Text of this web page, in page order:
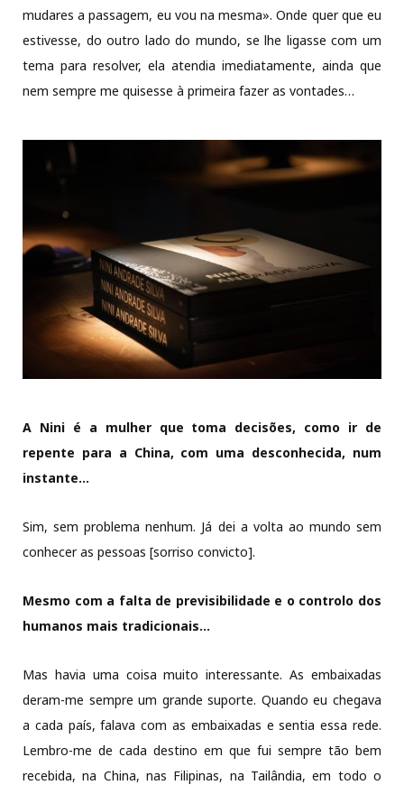
mudares a passagem, eu vou na mesma». Onde quer que eu
estivesse, do outro lado do mundo, se lhe ligasse com um
tema para resolver, ela atendia imediatamente, ainda que
nem sempre me quisesse à primeira fazer as vontades…
A Nini é a mulher que toma decisões, como ir de
repente para a China, com uma desconhecida, num
instante…
Sim, sem problema nenhum. Já dei a volta ao mundo sem
conhecer as pessoas [sorriso convicto].
Mesmo com a falta de previsibilidade e o controlo dos
humanos mais tradicionais…
Mas havia uma coisa muito interessante. As embaixadas
deram-me sempre um grande suporte. Quando eu chegava
a cada país, falava com as embaixadas e sentia essa rede.
Lembro-me de cada destino em que fui sempre tão bem
recebida, na China, nas Filipinas, na Tailândia, em todo o